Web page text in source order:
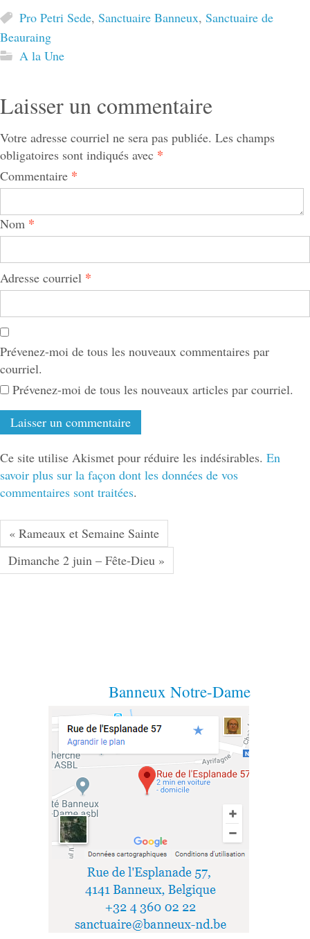
Pro Petri Sede, Sanctuaire Banneux, Sanctuaire de
Beauraing
A la Une
Laisser un commentaire
Votre adresse courriel ne sera pas publiée. Les champs
obligatoires sont indiqués avec *
Commentaire *
Nom *
Adresse courriel *
Prévenez-moi de tous les nouveaux commentaires par
courriel.
Prévenez-moi de tous les nouveaux articles par courriel.
Ce site utilise Akismet pour réduire les indésirables. En
savoir plus sur la façon dont les données de vos
commentaires sont traitées.
« Rameaux et Semaine Sainte
Dimanche 2 juin – Fête-Dieu »
Banneux Notre-Dame